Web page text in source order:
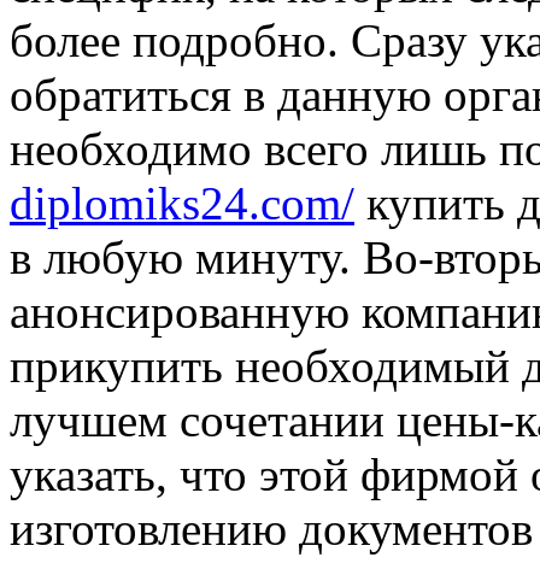
более подробно. Сразу
обратиться в данную
необходимо всего лишь
diplomiks24.com/ купить
в любую минуту. Во-
анонсированную
прикупить необходимый
лучшем сочетании цены-
указать, что этой фирмой
изготовлению